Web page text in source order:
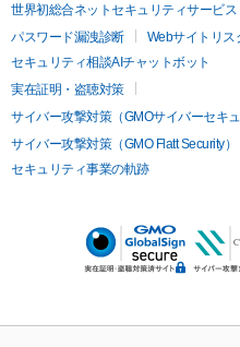
世界初総合ネットセキュリティサービス
パスワード漏洩診断
Webサイトリス
セキュリティ相談AIチャットボット
実在証明・盗聴対策
サイバー攻撃対策（GMOサイバーセキ
サイバー攻撃対策（GMO Flatt Security）
セキュリティ事業の軌跡